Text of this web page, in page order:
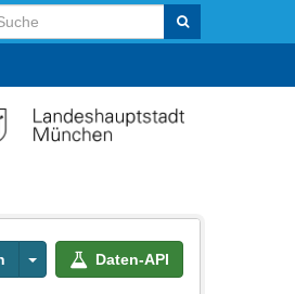
Daten-API